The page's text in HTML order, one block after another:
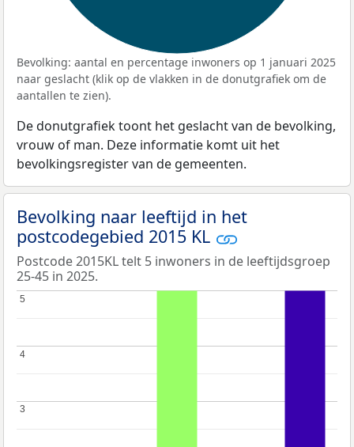
Bevolking: aantal en percentage inwoners op 1 januari 2025
naar geslacht (klik op de vlakken in de donutgrafiek om de
aantallen te zien).
De donutgrafiek toont het geslacht van de bevolking,
vrouw of man. Deze informatie komt uit het
bevolkingsregister van de gemeenten.
Bevolking naar leeftijd in het
postcodegebied 2015 KL
Postcode 2015KL telt 5 inwoners in de leeftijdsgroep
25-45 in 2025.
3
3
4
4
5
5